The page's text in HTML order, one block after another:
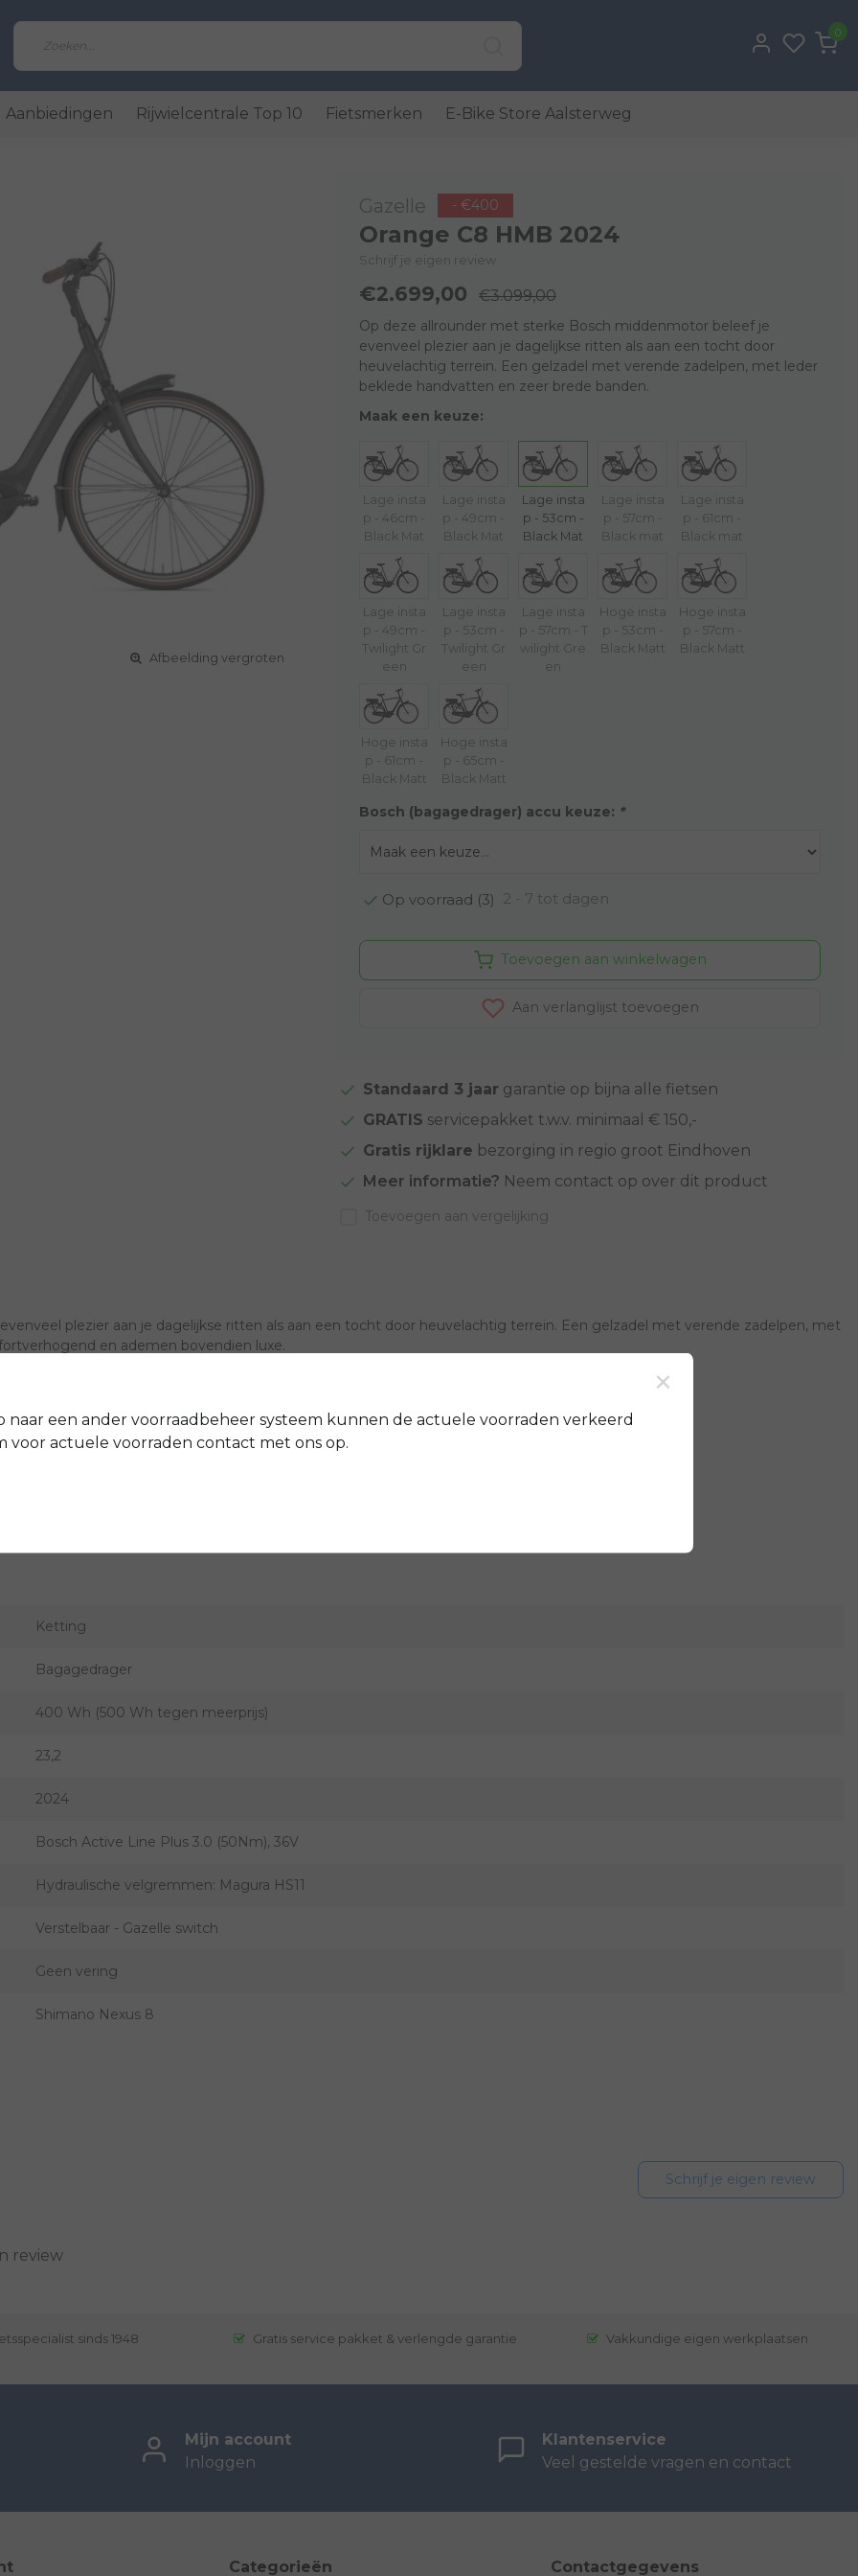
0
Aanbiedingen Rijwielcentrale Top 10 Fietsmerken E-Bike Store Aalsterweg
Afbeelding vergroten
Gazelle - €400
Orange C8 HMB 2024
Schrijf je eigen review
€2.699,00 €3.099,00
Op deze allrounder met sterke Bosch middenmotor beleef je
evenveel plezier aan je dagelijkse ritten als aan een tocht door
heuvelachtig terrein. Een gelzadel met verende zadelpen, met leder
beklede handvatten en zeer brede banden.
Maak een keuze:
Lage insta
p - 46cm -
Black Mat
Lage insta
p - 49cm -
Black Mat
Lage insta
p - 53cm -
Black Mat
Lage insta
p - 57cm -
Black mat
Lage insta
p - 61cm -
Black mat
Lage insta
p - 49cm -
Twilight Gr
een
Lage insta
p - 53cm -
Twilight Gr
een
Lage insta
p - 57cm - T
wilight Gre
en
Hoge insta
p - 53cm -
Black Matt
Hoge insta
p - 57cm -
Black Matt
Hoge insta
p - 61cm -
Black Matt
Hoge insta
p - 65cm -
Black Matt
Bosch (bagagedrager) accu keuze: *
Op voorraad (3) 2 - 7 tot dagen
Toevoegen aan winkelwagen
Aan verlanglijst toevoegen
Standaard 3 jaar garantie op bijna alle fietsen
GRATIS servicepakket t.w.v. minimaal € 150,-
Gratis rijklare bezorging in regio groot Eindhoven
Meer informatie? Neem contact op over dit product
Toevoegen aan vergelijking
plezier aan je dagelijkse ritten als aan een tocht door heuvelachtig terrein. Een gelzadel met verende zadelpen, met
en ademen bovendien luxe.
verlichting
Ketting
Bagagedrager
400 Wh (500 Wh tegen meerprijs)
23,2
2024
Bosch Active Line Plus 3.0 (50Nm), 36V
Hydraulische velgremmen: Magura HS11
Verstelbaar - Gazelle switch
Geen vering
Shimano Nexus 8
Schrijf je eigen review
review
sinds 1948 Gratis service pakket & verlengde garantie Vakkundige eigen werkplaatsen
Mijn account
Inloggen
Klantenservice
Veel gestelde vragen en contact
Categorieën Contactgegevens
×
naar een ander voorraadbeheer systeem kunnen de actuele voorraden verkeerd
voor actuele voorraden contact met ons op.